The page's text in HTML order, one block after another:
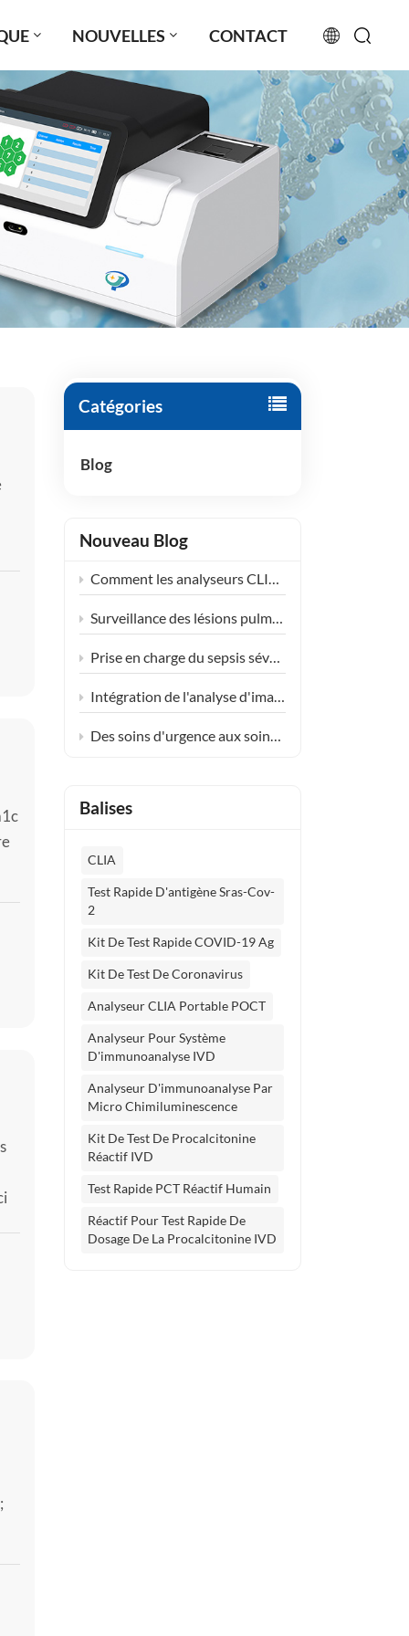
NOUVELLES CONTACT
English
français
русский
español
português
العربية
Türkçe
Catégories
Blog
Nouveau Blog
Comment les analyseurs CLIA compacts transforment le diagnostic dans les centres de santé communautaires
Surveillance des lésions pulmonaires induites par les médicaments : extension de l’application clinique du KL-6
Prise en charge du sepsis sévère en réanimation : la synergie clinique des tests PCT et IL-6
Intégration de l'analyse d'images de laboratoire Poclight (CLIA) dans les services de soins endocriniens décentralisés pour les femmes
Des soins d'urgence aux soins de routine avec les solutions de tests cardiaques POCT de Poclight
Balises
CLIA
Test Rapide D'antigène Sras-Cov-
2
Kit De Test Rapide COVID-19 Ag
Kit De Test De Coronavirus
Analyseur CLIA Portable POCT
Analyseur Pour Système
D'immunoanalyse IVD
Analyseur D'immunoanalyse Par
Micro Chimiluminescence
Kit De Test De Procalcitonine
Réactif IVD
Test Rapide PCT Réactif Humain
Réactif Pour Test Rapide De
Dosage De La Procalcitonine IVD